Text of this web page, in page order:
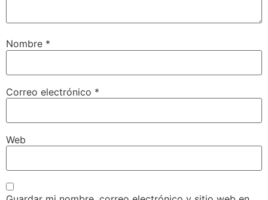
Nombre *
Correo electrónico *
Web